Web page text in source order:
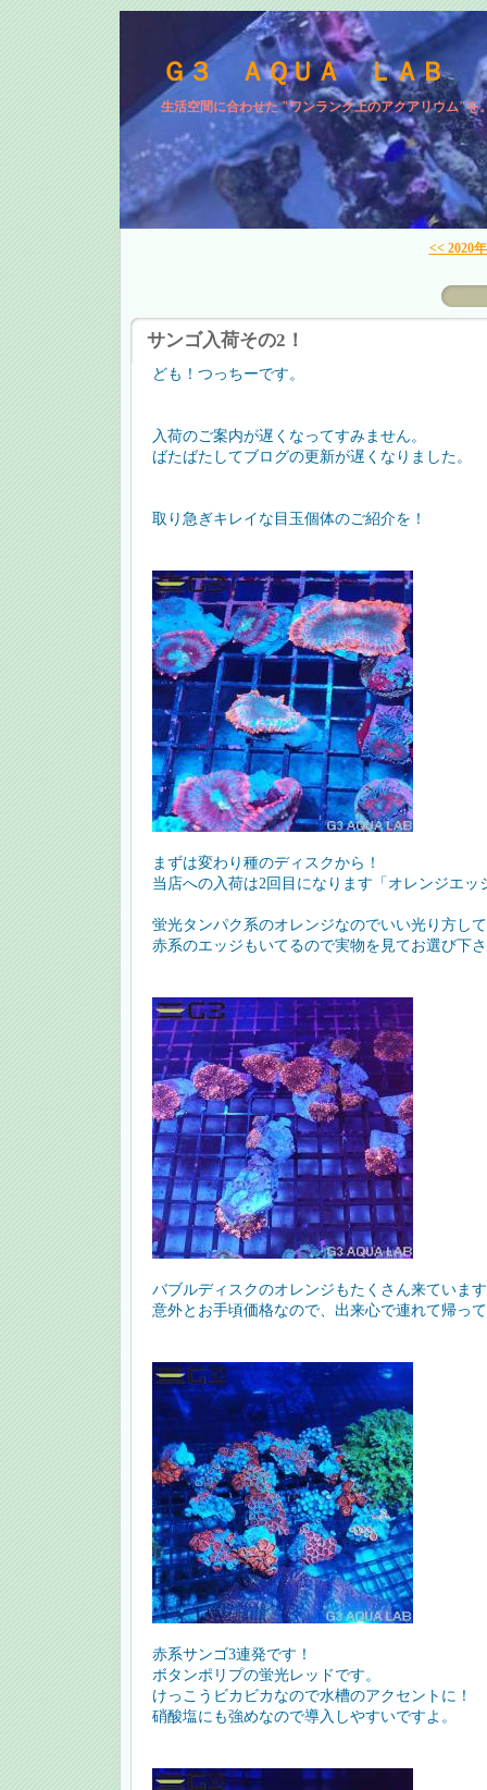
Ｇ３ ＡＱＵＡ ＬＡＢ
生活空間に合わせた "ワンランク上のアクアリウム"を
<< 2020
サンゴ入荷その2！
ども！つっちーです。
入荷のご案内が遅くなってすみません。
ばたばたしてブログの更新が遅くなりました。
取り急ぎキレイな目玉個体のご紹介を！
まずは変わり種のディスクから！
当店への入荷は2回目になります「オレンジエッ
蛍光タンパク系のオレンジなのでいい光り方し
赤系のエッジもいてるので実物を見てお選び下
バブルディスクのオレンジもたくさん来ていま
意外とお手頃価格なので、出来心で連れて帰っ
赤系サンゴ3連発です！
ボタンポリプの蛍光レッドです。
けっこうビカビカなので水槽のアクセントに！
硝酸塩にも強めなので導入しやすいですよ。